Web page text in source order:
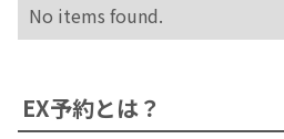
No items found.
EX予約とは？